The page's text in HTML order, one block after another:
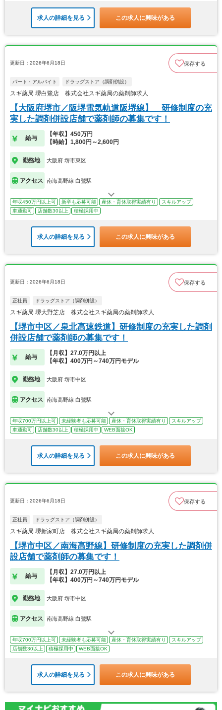
求人の詳細を見る この求人に興味がある
更新日：2026年6月18日 保存する
パート・アルバイト ドラッグストア（調剤併設）
スギ薬局 堺白鷺店 株式会社スギ薬局の薬剤師求人
【大阪府堺市／阪堺電気軌道阪堺線】 研修制度の充
実した調剤併設店舗で薬剤師の募集です！
給与
【年収】450万円
【時給】1,800円～2,600円
勤務地 大阪府 堺市東区
アクセス 南海高野線 白鷺駅
年収450万円以上可 新卒も応募可能 産休・育休取得実績有り
スキルアップ
車通勤可
店舗数30以上 積極採用中
求人の詳細を見る この求人に興味がある
更新日：2026年6月18日 保存する
正社員 ドラッグストア（調剤併設）
スギ薬局 堺大野芝店 株式会社スギ薬局の薬剤師求人
【堺市中区／泉北高速鉄道】研修制度の充実した調剤
併設店舗で薬剤師の募集です！
給与
【月収】27.0万円以上
【年収】400万円～740万円モデル
勤務地 大阪府 堺市中区
アクセス 南海高野線 白鷺駅
年収700万円以上可 未経験者も応募可能 産休・育休取得実績有り
スキルアップ
車通勤可
店舗数30以上 積極採用中 WEB面接OK
求人の詳細を見る この求人に興味がある
更新日：2026年6月18日 保存する
正社員 ドラッグストア（調剤併設）
スギ薬局 堺新家町店 株式会社スギ薬局の薬剤師求人
【堺市中区／南海高野線】研修制度の充実した調剤併
設店舗で薬剤師の募集です！
給与
【月収】27.0万円以上
【年収】400万円～740万円モデル
勤務地 大阪府 堺市中区
アクセス 南海高野線 白鷺駅
年収700万円以上可 未経験者も応募可能 産休・育休取得実績有り
スキルアップ
店舗数30以上
積極採用中 WEB面接OK
求人の詳細を見る この求人に興味がある